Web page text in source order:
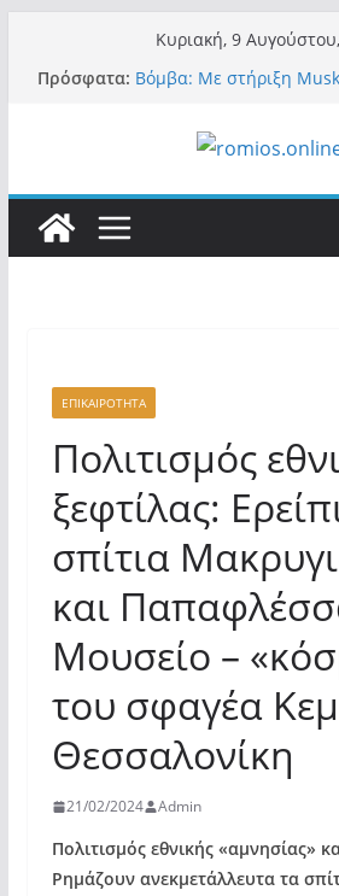
περιεχόμενο
Κυριακή, 9
Πρόσφατα: Βόμβα: Με στήριξη
πανικό, πατριωτικό
εγκλήματά του στην
τον έκαναν μέλος της
Οι ρυθμιστές – Σαμαράς
το διεφθαρμένο σύστημα
ΕΠΙΚΑΙΡΟΤΗΤΑ
Πολιτισμός
ξεφτίλας:
σπίτια
και
Μουσείο –
του σφαγέα
Θεσσαλονίκη
21/02/2024 Admin
Πολιτισμός εθνικής «αμνησίας»
Ρημάζουν ανεκμετάλλευτα τα